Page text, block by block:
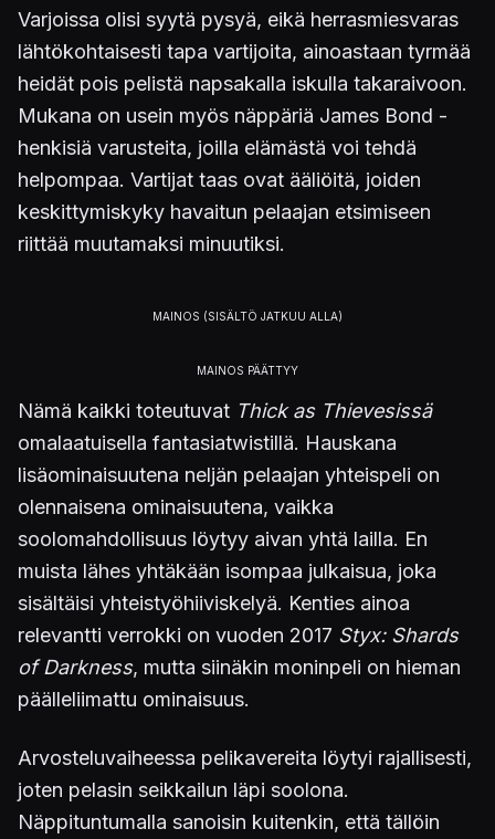
Varjoissa olisi syytä pysyä, eikä herrasmiesvaras
lähtökohtaisesti tapa vartijoita, ainoastaan tyrmää
heidät pois pelistä napsakalla iskulla takaraivoon.
Mukana on usein myös näppäriä James Bond -
henkisiä varusteita, joilla elämästä voi tehdä
helpompaa. Vartijat taas ovat ääliöitä, joiden
keskittymiskyky havaitun pelaajan etsimiseen
riittää muutamaksi minuutiksi.
Nämä kaikki toteutuvat Thick as Thievesissä
omalaatuisella fantasiatwistillä. Hauskana
lisäominaisuutena neljän pelaajan yhteispeli on
olennaisena ominaisuutena, vaikka
soolomahdollisuus löytyy aivan yhtä lailla. En
muista lähes yhtäkään isompaa julkaisua, joka
sisältäisi yhteistyöhiiviskelyä. Kenties ainoa
relevantti verrokki on vuoden 2017 Styx: Shards
of Darkness, mutta siinäkin moninpeli on hieman
päälleliimattu ominaisuus.
Arvosteluvaiheessa pelikavereita löytyi rajallisesti,
joten pelasin seikkailun läpi soolona.
Näppituntumalla sanoisin kuitenkin, että tällöin